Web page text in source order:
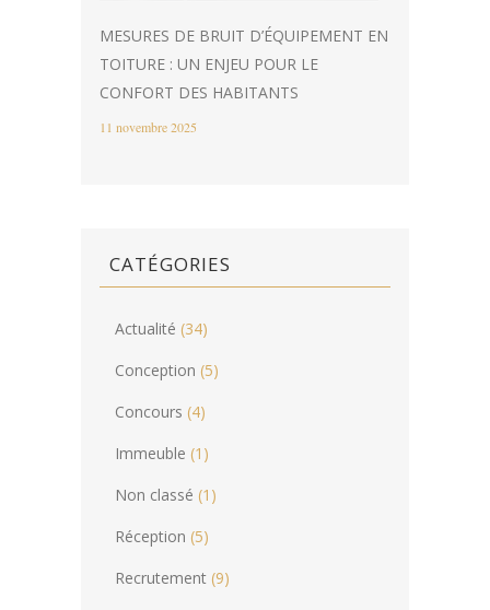
MESURES DE BRUIT D’ÉQUIPEMENT EN
TOITURE : UN ENJEU POUR LE
CONFORT DES HABITANTS
11 novembre 2025
CATÉGORIES
Actualité (34)
Conception (5)
Concours (4)
Immeuble (1)
Non classé (1)
Réception (5)
Recrutement (9)